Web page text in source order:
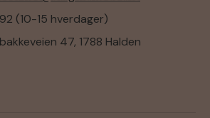
(10-15 hverdager)
47, 1788 Halden